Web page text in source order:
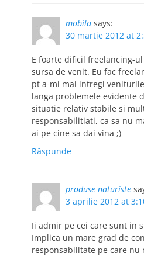
mobila says:
30 martie 2012 at
E foarte dificil freelancing-
sursa de venit. Eu fac
pt a-mi mai intregi
langa problemele evidente
situatie relativ stabile si
responsabilitiati, ca sa nu
ai pe cine sa dai vina ;)
Răspunde
produse naturiste
3 aprilie 2012 at
Ii admir pe cei care sunt in
Implica un mare grad de
responsabilitate pe care nu